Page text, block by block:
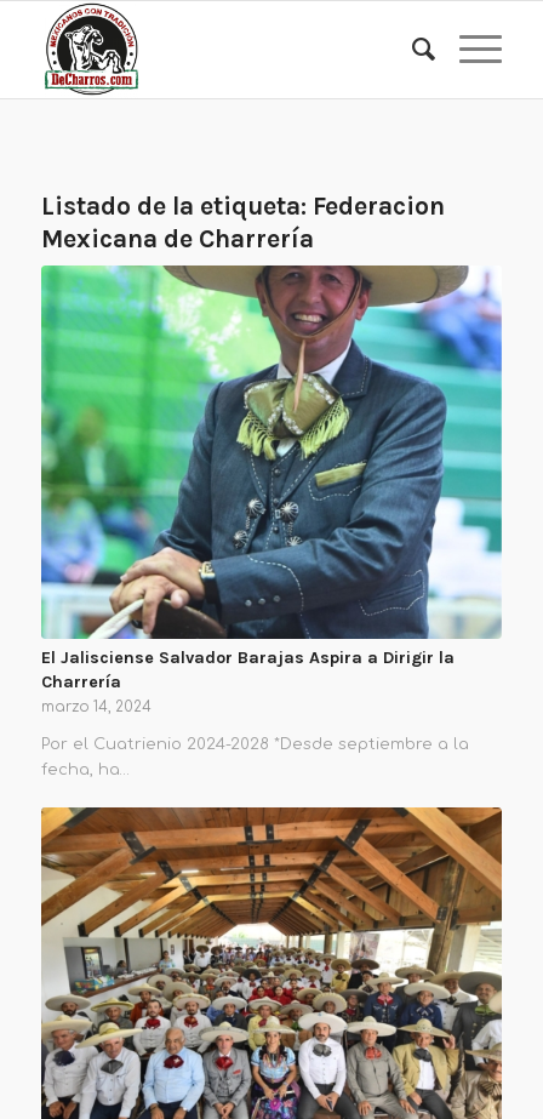
Listado de la etiqueta: Federacion
Mexicana de Charrería
El Jalisciense Salvador Barajas Aspira a Dirigir la
Charrería
marzo 14, 2024
Por el Cuatrienio 2024-2028 *Desde septiembre a la
fecha, ha…